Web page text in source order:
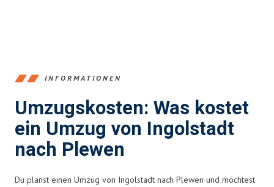
INFORMATIONEN
Umzugskosten: Was kostet
ein Umzug von Ingolstadt
nach Plewen
Du planst einen Umzug von Ingolstadt nach Plewen und möchtest